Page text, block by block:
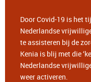
Door Covid-19 is het
Nederlandse
te assisteren bij de
Kenia is blij met die
Nederlandse
weer activeren.